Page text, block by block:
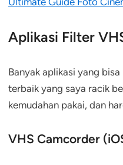
Aplikasi Filter
Banyak aplikasi yang
terbaik yang saya racik
kemudahan pakai, dan
VHS Camcorder